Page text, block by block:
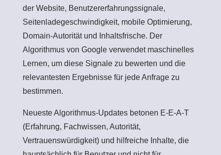
der Website, Benutzererfahrungssignale,
Seitenladegeschwindigkeit, mobile Optimierung,
Domain-Autorität und Inhaltsfrische. Der
Algorithmus von Google verwendet maschinelles
Lernen, um diese Signale zu bewerten und die
relevantesten Ergebnisse für jede Anfrage zu
bestimmen.
Neueste Algorithmus-Updates betonen E-E-A-T
(Erfahrung, Fachwissen, Autorität,
Vertrauenswürdigkeit) und hilfreiche Inhalte, die